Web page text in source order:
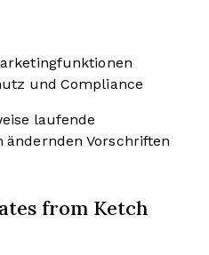
und Compliance
laufende
ändernden Vorschriften
from Ketch